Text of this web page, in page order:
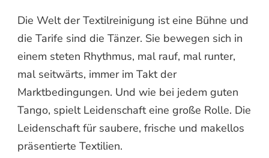
Die Welt der Textilreinigung ist eine Bühne und
die Tarife sind die Tänzer. Sie bewegen sich in
einem steten Rhythmus, mal rauf, mal runter,
mal seitwärts, immer im Takt der
Marktbedingungen. Und wie bei jedem guten
Tango, spielt Leidenschaft eine große Rolle. Die
Leidenschaft für saubere, frische und makellos
präsentierte Textilien.